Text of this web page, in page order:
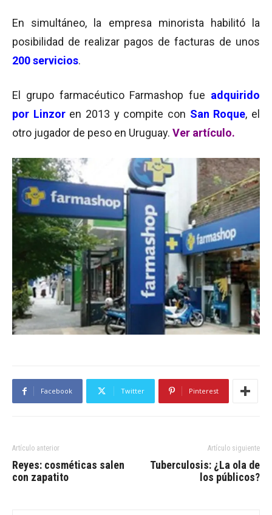
En simultáneo, la empresa minorista habilitó la
posibilidad de realizar pagos de facturas de unos
200 servicios.
El grupo farmacéutico Farmashop fue adquirido
por Linzor en 2013 y compite con San Roque, el
otro jugador de peso en Uruguay. Ver artículo.
Facebook Twitter Pinterest
Artículo anterior
Reyes: cosméticas salen
con zapatito
Artículo siguiente
Tuberculosis: ¿La ola de
los públicos?